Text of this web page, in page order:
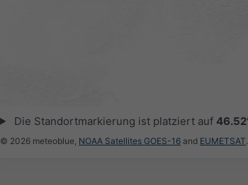
Die Standortmarkierung ist platziert auf
© 2026 meteoblue, NOAA Satellites GOES-16 and EUMETSAT